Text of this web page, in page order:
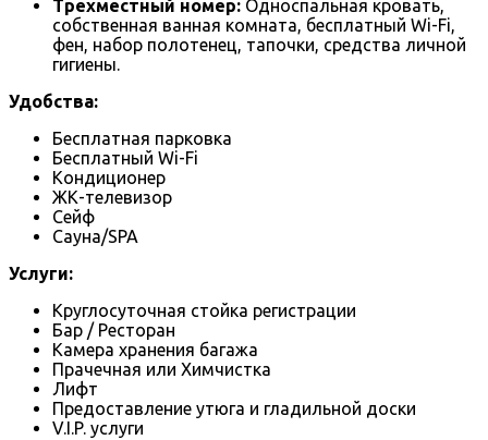
Трехместный номер: Односпальная кровать,
собственная ванная комната, бесплатный Wi-Fi,
фен, набор полотенец, тапочки, средства личной
гигиены.
Удобства:
Бесплатная парковка
Бесплатный Wi-Fi
Кондиционер
ЖК-телевизор
Сейф
Сауна/SPA
Услуги:
Круглосуточная стойка регистрации
Бар / Ресторан
Камера хранения багажа
Прачечная или Химчистка
Лифт
Предоставление утюга и гладильной доски
V.I.P. услуги